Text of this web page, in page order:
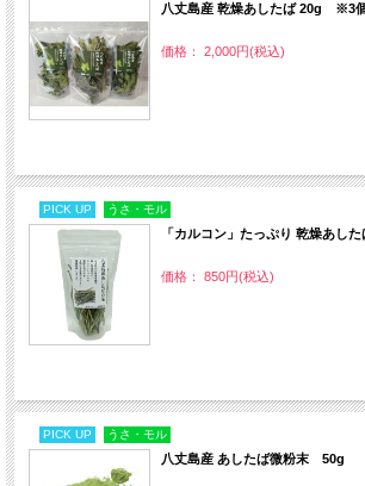
八丈島産 乾燥あしたば 20g ※3
価格： 2,000円(税込)
PICK UP うさ・モル
「カルコン」たっぷり 乾燥あし
価格： 850円(税込)
PICK UP うさ・モル
八丈島産 あしたば微粉末 50g